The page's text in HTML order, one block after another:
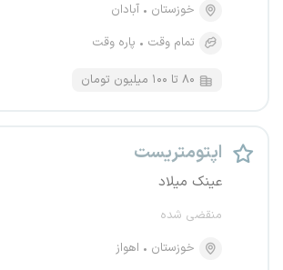
خوزستان
آبادان
تمام وقت
پاره وقت
۸۰ تا ۱۰۰ میلیون تومان
اپتومتریست
عینک میلاد
منقضی شده
خوزستان
اهواز